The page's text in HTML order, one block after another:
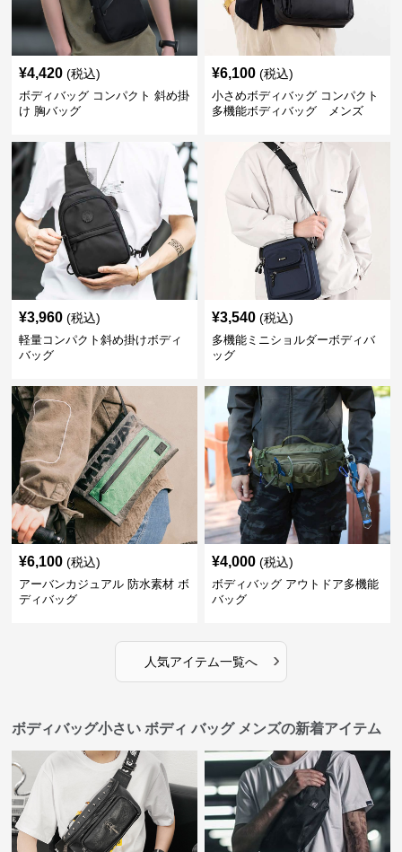
¥4,420 (税込)
ボディバッグ コンパクト 斜め掛
け 胸バッグ
¥6,100 (税込)
小さめボディバッグ コンパクト
多機能ボディバッグ メンズ
¥3,960 (税込)
軽量コンパクト斜め掛けボディ
バッグ
¥3,540 (税込)
多機能ミニショルダーボディバ
ッグ
¥6,100 (税込)
アーバンカジュアル 防水素材 ボ
ディバッグ
¥4,000 (税込)
ボディバッグ アウトドア多機能
バッグ
人気アイテム一覧へ ›
ボディバッグ小さい ボディ バッグ メンズの新着アイテム